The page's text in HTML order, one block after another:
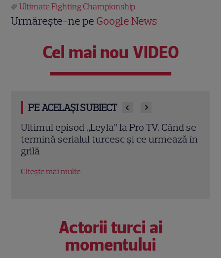
Ultimate Fighting Championship
Urmărește-ne pe Google News
Cel mai nou VIDEO
PE ACELAȘI SUBIECT
A apărut revista TVmania nr. 30. Irina
Rimes este vedeta copertei, iar Iuliana
Pepene și marile premiere TV
Actorii turci ai
momentului